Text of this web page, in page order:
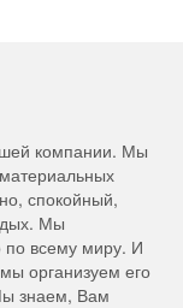
компании. Мы
спокойный,
Мы
по всему миру. И
организуем его
знаем, Вам